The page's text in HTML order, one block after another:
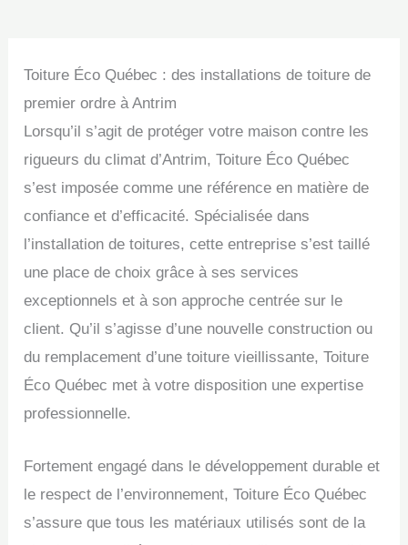
Toiture Éco Québec : des installations de toiture de
premier ordre à Antrim
Lorsqu’il s’agit de protéger votre maison contre les
rigueurs du climat d’Antrim, Toiture Éco Québec
s’est imposée comme une référence en matière de
confiance et d’efficacité. Spécialisée dans
l’installation de toitures, cette entreprise s’est taillé
une place de choix grâce à ses services
exceptionnels et à son approche centrée sur le
client. Qu’il s’agisse d’une nouvelle construction ou
du remplacement d’une toiture vieillissante, Toiture
Éco Québec met à votre disposition une expertise
professionnelle.
Fortement engagé dans le développement durable et
le respect de l’environnement, Toiture Éco Québec
s’assure que tous les matériaux utilisés sont de la